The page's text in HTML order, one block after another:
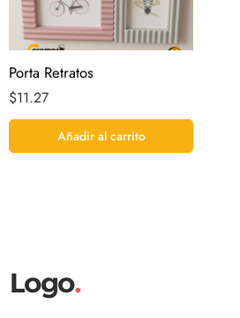
Porta Retratos
$11.27
Añadir al carrito